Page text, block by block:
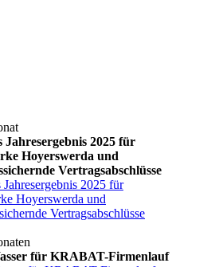
Jahresergebnis 2025 für
Hoyerswerda und
Vertragsabschlüsse
Jahresergebnis 2025 für
Hoyerswerda und
Vertragsabschlüsse
für KRABAT-Firmenlauf